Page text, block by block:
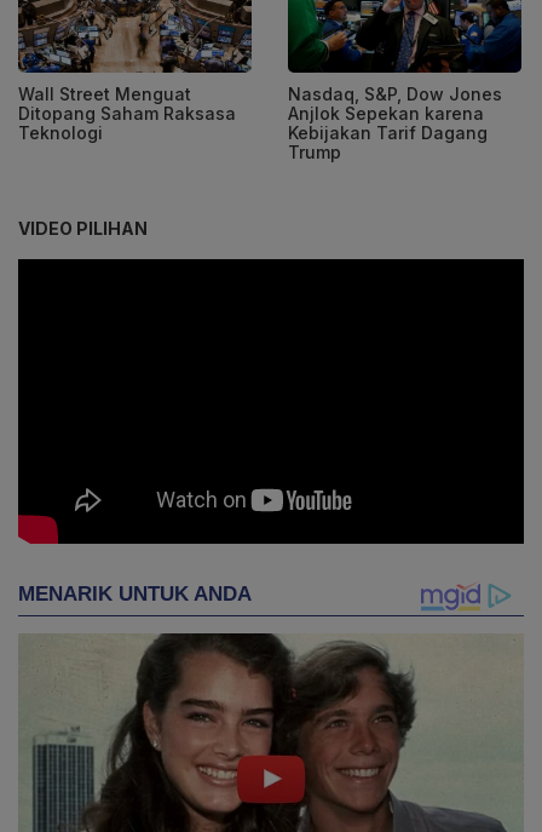
Wall Street Menguat
Ditopang Saham Raksasa
Teknologi
Nasdaq, S&P, Dow Jones
Anjlok Sepekan karena
Kebijakan Tarif Dagang
Trump
VIDEO PILIHAN